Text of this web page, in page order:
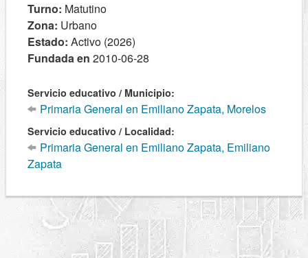
Turno: Matutino
Zona: Urbano
Estado: Activo (2026)
Fundada en 2010-06-28
Servicio educativo / Municipio:
Primaria General en Emiliano Zapata, Morelos
Servicio educativo / Localidad:
Primaria General en Emiliano Zapata, Emiliano
Zapata